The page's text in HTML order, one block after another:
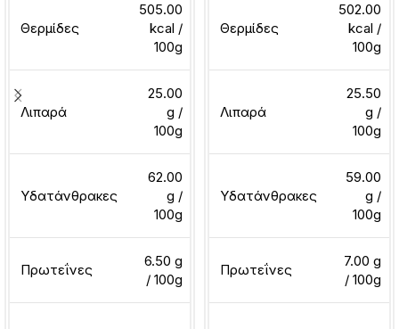
Θερμίδες
505.00
kcal /
100g
Λιπαρά
25.00
g /
100g
Υδατάνθρακες
62.00
g /
100g
Πρωτεΐνες
6.50 g
/ 100g
Θερμίδες
502.00
kcal /
100g
Λιπαρά
25.50
g /
100g
Υδατάνθρακες
59.00
g /
100g
Πρωτεΐνες
7.00 g
/ 100g